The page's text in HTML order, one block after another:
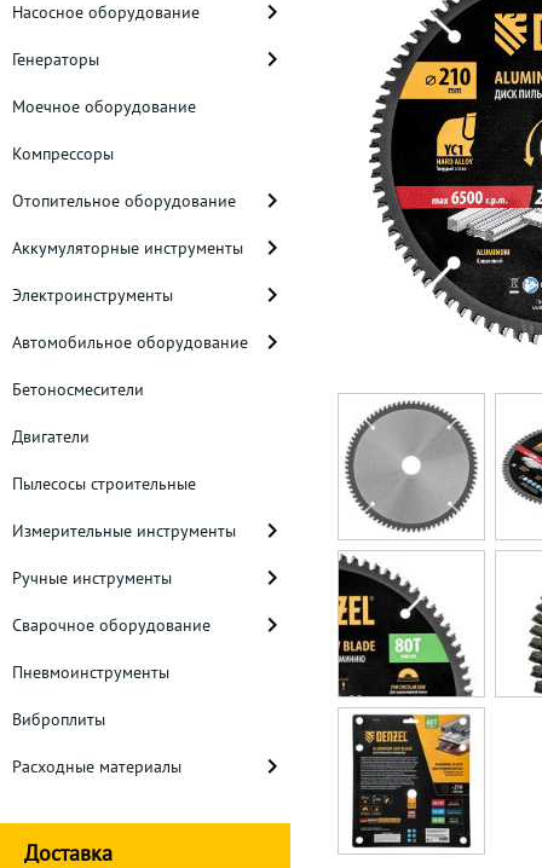
Насосное оборудование
Генераторы
Моечное оборудование
Компрессоры
Отопительное оборудование
Аккумуляторные инструменты
Электроинструменты
Автомобильное оборудование
Бетоносмесители
Двигатели
Пылесосы строительные
Измерительные инструменты
Ручные инструменты
Сварочное оборудование
Пневмоинструменты
Виброплиты
Расходные материалы
Доставка